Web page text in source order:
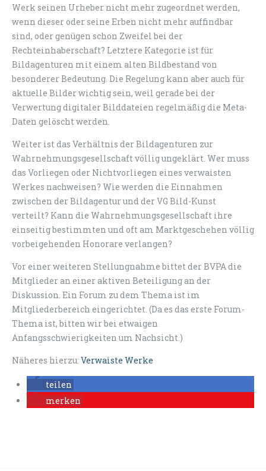
Werk seinen Urheber nicht mehr zugeordnet werden,
wenn dieser oder seine Erben nicht mehr auffindbar
sind, oder genügen schon Zweifel bei der
Rechteinhaberschaft? Letztere Kategorie ist für
Bildagenturen mit einem alten Bildbestand von
besonderer Bedeutung. Die Regelung kann aber auch für
aktuelle Bilder wichtig sein, weil gerade bei der
Verwertung digitaler Bilddateien regelmäßig die Meta-
Daten gelöscht werden.
Weiter ist das Verhältnis der Bildagenturen zur
Wahrnehmungsgesellschaft völlig ungeklärt. Wer muss
das Vorliegen oder Nichtvorliegen eines verwaisten
Werkes nachweisen? Wie werden die Einnahmen
zwischen der Bildagentur und der VG Bild-Kunst
verteilt? Kann die Wahrnehmungsgesellschaft ihre
einseitig bestimmten und oft am Marktgeschehen völlig
vorbeigehenden Honorare verlangen?
Vor einer weiteren Stellungnahme bittet der BVPA die
Mitglieder an einer aktiven Beteiligung an der
Diskussion. Ein Forum zu dem Thema ist im
Mitgliederbereich eingerichtet. (Da es das erste Forum-
Thema ist, bitten wir bei etwaigen
Anfangsschwierigkeiten um Nachsicht.)
Näheres hierzu: Verwaiste Werke
teilen
merken